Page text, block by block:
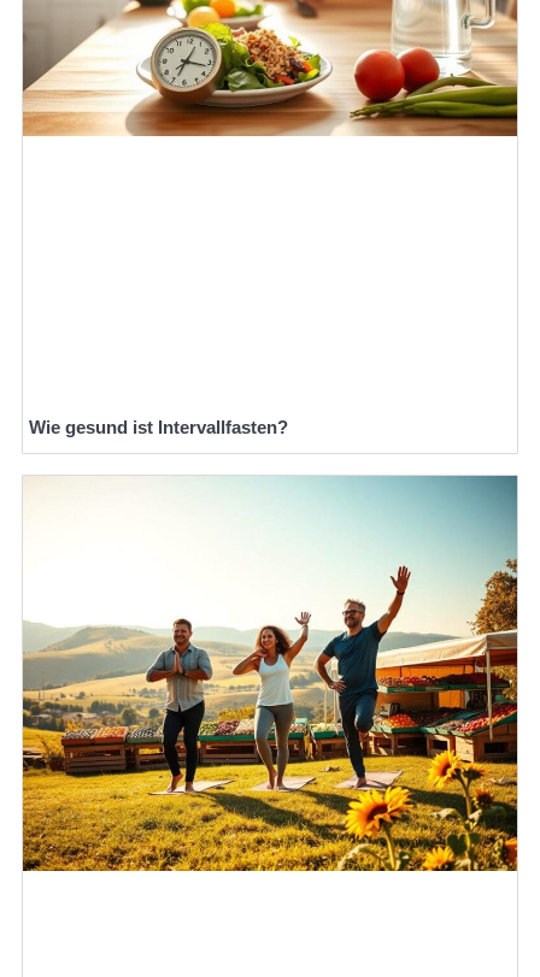
Wie gesund ist Intervallfasten?